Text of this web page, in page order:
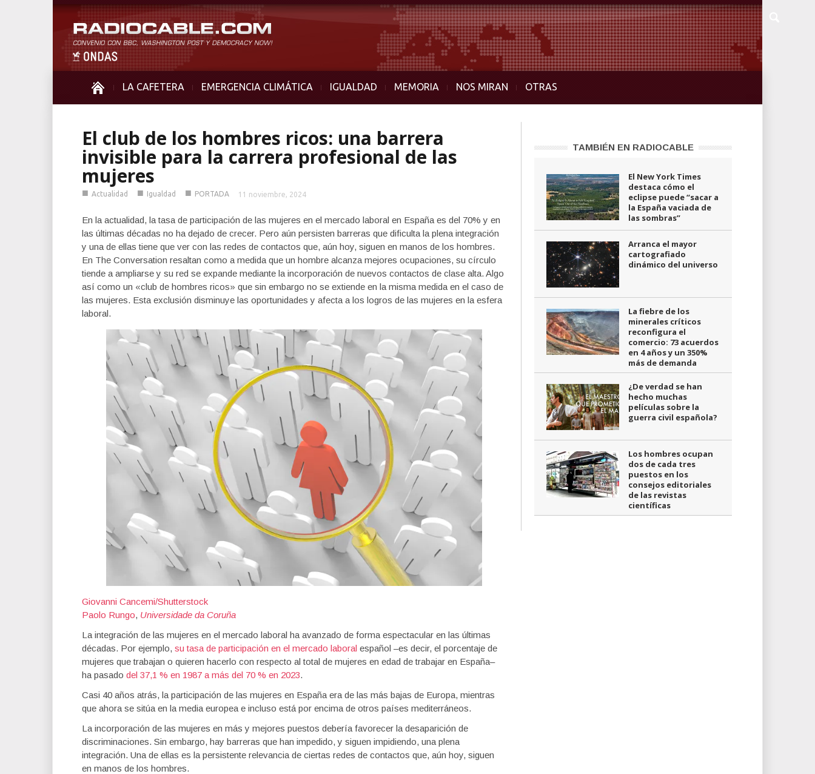
LA CAFETERA EMERGENCIA CLIMÁTICA IGUALDAD MEMORIA NOS MIRAN OTRAS
El club de los hombres ricos: una barrera
invisible para la carrera profesional de las
mujeres
■ Actualidad ■ Igualdad ■ PORTADA 11 noviembre, 2024
En la actualidad, la tasa de participación de las mujeres en el mercado laboral en España es del 70% y en
las últimas décadas no ha dejado de crecer. Pero aún persisten barreras que dificulta la plena integración
y una de ellas tiene que ver con las redes de contactos que, aún hoy, siguen en manos de los hombres.
En The Conversation resaltan como a medida que un hombre alcanza mejores ocupaciones, su círculo
tiende a ampliarse y su red se expande mediante la incorporación de nuevos contactos de clase alta. Algo
así como un «club de hombres ricos» que sin embargo no se extiende en la misma medida en el caso de
las mujeres. Esta exclusión disminuye las oportunidades y afecta a los logros de las mujeres en la esfera
laboral.
Giovanni Cancemi/Shutterstock
Paolo Rungo, Universidade da Coruña
La integración de las mujeres en el mercado laboral ha avanzado de forma espectacular en las últimas
décadas. Por ejemplo, su tasa de participación en el mercado laboral español –es decir, el porcentaje de
mujeres que trabajan o quieren hacerlo con respecto al total de mujeres en edad de trabajar en España–
ha pasado del 37,1 % en 1987 a más del 70 % en 2023.
Casi 40 años atrás, la participación de las mujeres en España era de las más bajas de Europa, mientras
que ahora se sitúa en la media europea e incluso está por encima de otros países mediterráneos.
La incorporación de las mujeres en más y mejores puestos debería favorecer la desaparición de
discriminaciones. Sin embargo, hay barreras que han impedido, y siguen impidiendo, una plena
integración. Una de ellas es la persistente relevancia de ciertas redes de contactos que, aún hoy, siguen
en manos de los hombres.
TAMBIÉN EN RADIOCABLE
El New York Times
destaca cómo el
eclipse puede “sacar a
la España vaciada de
las sombras”
Arranca el mayor
cartografiado
dinámico del universo
La fiebre de los
minerales críticos
reconfigura el
comercio: 73 acuerdos
en 4 años y un 350%
más de demanda
¿De verdad se han
hecho muchas
películas sobre la
guerra civil española?
Los hombres ocupan
dos de cada tres
puestos en los
consejos editoriales
de las revistas
científicas